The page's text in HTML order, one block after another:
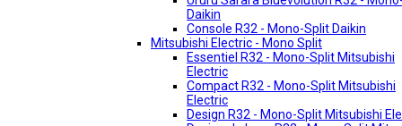
Daikin
Console R32 - Mono-Split Daikin
Mitsubishi Electric - Mono Split
Essentiel R32 - Mono-Split Mitsubishi
Electric
Compact R32 - Mono-Split Mitsubishi
Electric
Design R32 - Mono-Split Mitsubishi